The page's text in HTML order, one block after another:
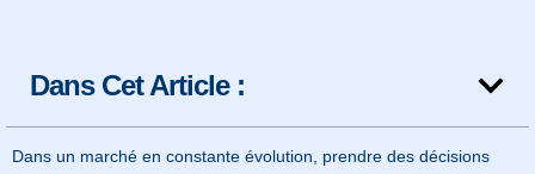
Dans Cet Article :
Dans un marché en constante évolution, prendre des décisions